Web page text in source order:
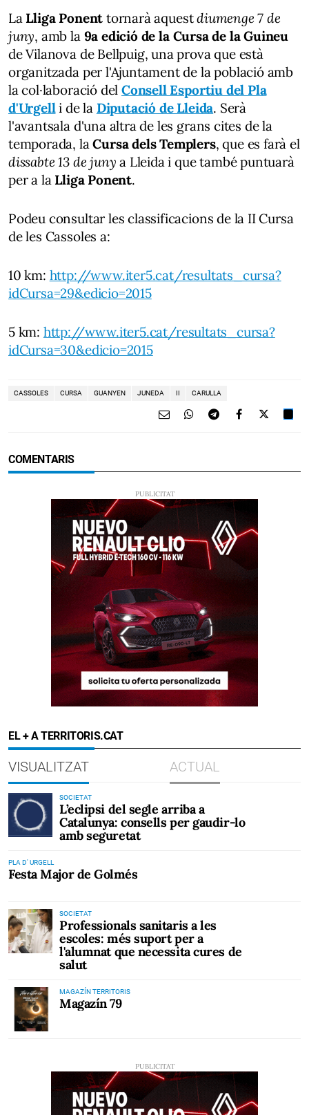
La Lliga Ponent tornarà aquestdiumenge 7 de
juny, amb la 9a edició de la Cursa de la Guineu
de Vilanova de Bellpuig, una prova que està
organitzada per l'Ajuntament de la població amb
la col·laboració delConsell Esportiu del Pla
d'Urgelli de la Diputació de Lleida. Serà
l'avantsala d'una altra de les grans cites de la
temporada, laCursa dels Templers, que es farà el
dissabte 13 de junya Lleida i que també puntuarà
per a la Lliga Ponent.
Podeu consultar les classificacions de la II Cursa
de les Cassoles a:
10 km: http://www.iter5.cat/resultats_cursa?
idCursa=29&edicio=2015
5 km: http://www.iter5.cat/resultats_cursa?
idCursa=30&edicio=2015
CASSOLES CURSA GUANYEN JUNEDA CARULLA
COMENTARIS
EL + A TERRITORIS.CAT
VISUALITZAT ACTUAL
SOCIETAT
L’eclipsi del segle arriba a
Catalunya: consells per gaudir-lo
amb seguretat
PLA D' URGELL
Festa Major de Golmés
SOCIETAT
Professionals sanitaris a les
escoles: més suport per a
l'alumnat que necessita cures de
salut
MAGAZÍN TERRITORIS
Magazín 79